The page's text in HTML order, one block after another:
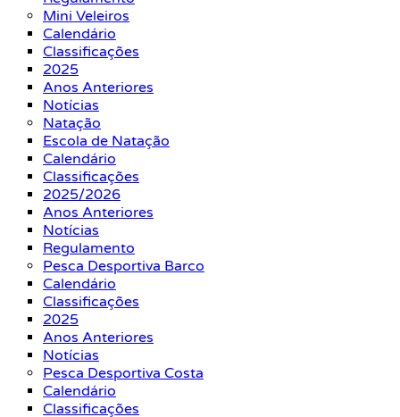
Mini Veleiros
Calendário
Classificações
2025
Anos Anteriores
Notícias
Natação
Escola de Natação
Calendário
Classificações
2025/2026
Anos Anteriores
Notícias
Regulamento
Pesca Desportiva Barco
Calendário
Classificações
2025
Anos Anteriores
Notícias
Pesca Desportiva Costa
Calendário
Classificações